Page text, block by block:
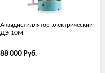
Аквадистиллятор электрический
ДЭ-10М
88 000 Руб.